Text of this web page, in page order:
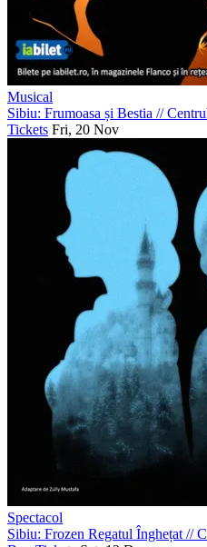
Musical
Sibiu: Frumoasa și Bestia //
Tickets Fri, 20 Nov
Spectacol
Sibiu: Frozen Regatul Înghețat //